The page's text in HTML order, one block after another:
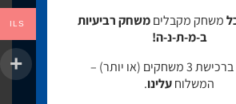
משחק מקבליםמשחק רביעיות
ב-מ-ת-נ-ה!
בנוסף, ברכישת 3 משחקים (או יותר) –
המשלוחעלינו.
ILS